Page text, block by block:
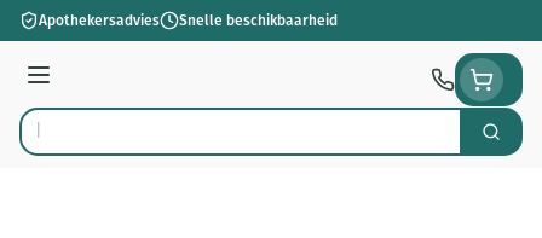
Ga naar de inhoud
Apothekersadvies Snelle beschikbaarheid
Menu
Product, merk, categorie... Zoek